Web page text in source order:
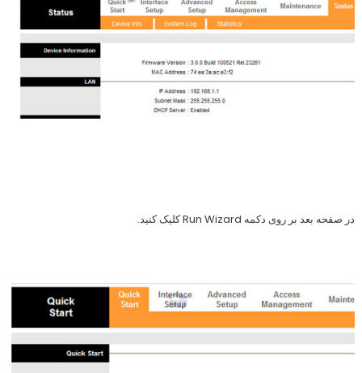
در صفحه بعد بر روی دکمه Run Wizard کلیک کنید.